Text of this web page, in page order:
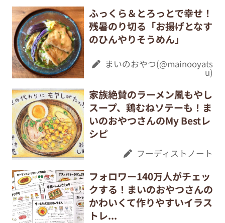
ふっくら＆とろっとで幸せ！
残暑のり切る「お揚げとなす
のひんやりそうめん」
まいのおやつ(@mainooyats
u)
家族絶賛のラーメン風もやし
スープ、鶏むねソテーも！ま
いのおやつさんのMy Bestレ
シピ
フーディストノート
フォロワー140万人がチェッ
クする！まいのおやつさんの
かわいくて作りやすいイラス
トレ...